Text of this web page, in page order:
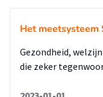
Het meetsysteem
Gezondheid,
die zeker